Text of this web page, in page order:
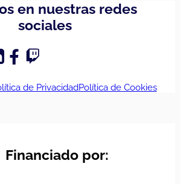
en nuestras redes
sociales
de PrivacidadPolítica de Cookies
Financiado por: